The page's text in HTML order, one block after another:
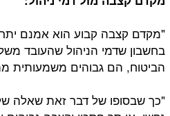
"מקדם קצבה קבוע הוא אמנם
בחשבון שדמי הניהול שהעובד
הביטוח, הם גבוהים משמעותית
"כך שבסופו של דבר זאת שאלה